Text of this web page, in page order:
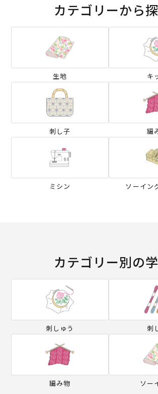
カテゴリーから
生地 キ
刺し子 編
ミシン ソーイン
カテゴリー別の
刺しゅう 刺
編み物 ソー